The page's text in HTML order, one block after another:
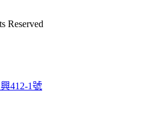
Reserved
412-1號